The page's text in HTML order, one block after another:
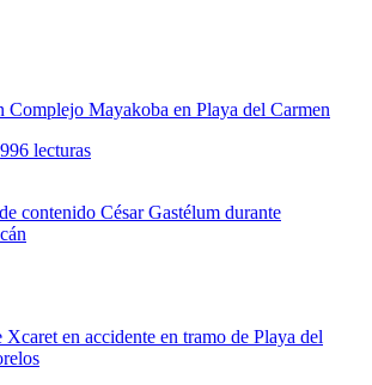
Complejo Mayakoba en Playa del Carmen
lecturas
contenido César Gastélum durante
Xcaret en accidente en tramo de Playa del